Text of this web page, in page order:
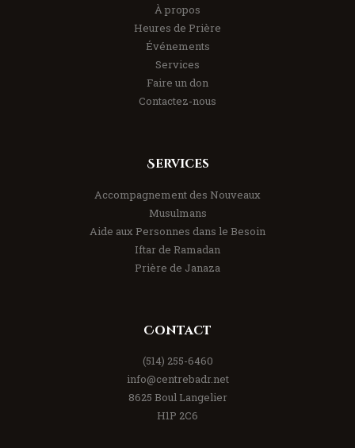
À propos
Heures de Prière
Événements
Services
Faire un don
Contactez-nous
Services
Accompagnement des Nouveaux
Musulmans
Aide aux Personnes dans le Besoin
Iftar de Ramadan
Prière de Janaza
Contact
(514) 255-6460
info@centrebadr.net
8625 Boul Langelier
H1P 2C6